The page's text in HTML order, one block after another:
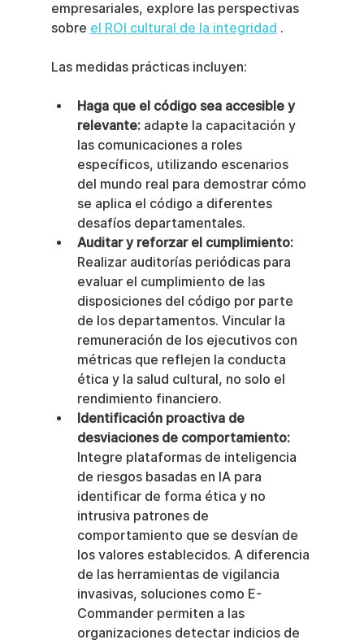
empresariales, explore las perspectivas
sobre el ROI cultural de la integridad .
Las medidas prácticas incluyen:
Haga que el código sea accesible y
relevante: adapte la capacitación y
las comunicaciones a roles
específicos, utilizando escenarios
del mundo real para demostrar cómo
se aplica el código a diferentes
desafíos departamentales.
Auditar y reforzar el cumplimiento:
Realizar auditorías periódicas para
evaluar el cumplimiento de las
disposiciones del código por parte
de los departamentos. Vincular la
remuneración de los ejecutivos con
métricas que reflejen la conducta
ética y la salud cultural, no solo el
rendimiento financiero.
Identificación proactiva de
desviaciones de comportamiento:
Integre plataformas de inteligencia
de riesgos basadas en IA para
identificar de forma ética y no
intrusiva patrones de
comportamiento que se desvían de
los valores establecidos. A diferencia
de las herramientas de vigilancia
invasivas, soluciones como E-
Commander permiten a las
organizaciones detectar indicios de